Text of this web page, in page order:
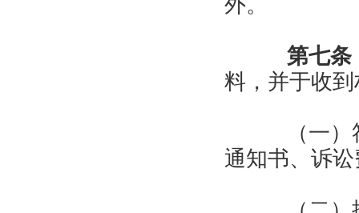
第七条
料，并于收
（一）符
通知书、诉